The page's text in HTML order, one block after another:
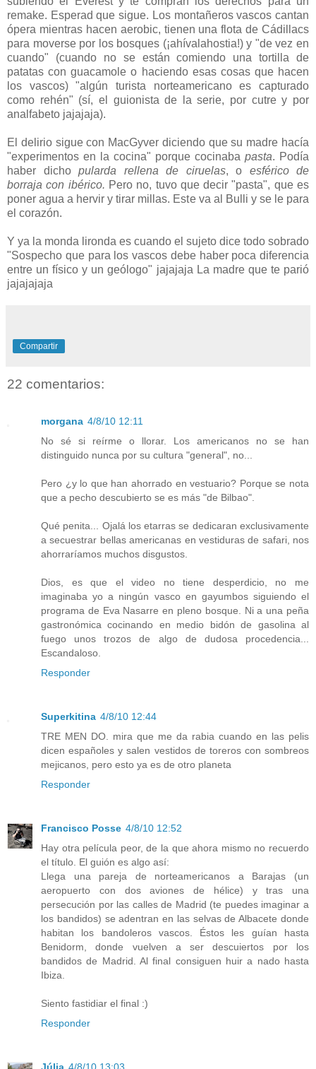
remake. Esperad que sigue. Los montañeros vascos cantan
ópera mientras hacen aerobic, tienen una flota de Cádillacs
para moverse por los bosques (¡ahívalahostia!) y "de vez en
cuando" (cuando no se están comiendo una tortilla de
patatas con guacamole o haciendo esas cosas que hacen
los vascos) "algún turista norteamericano es capturado
como rehén" (sí, el guionista de la serie, por cutre y por
analfabeto jajajaja).
El delirio sigue con MacGyver diciendo que su madre hacía
"experimentos en la cocina" porque cocinaba pasta. Podía
haber dicho pularda rellena de ciruelas, o esférico de
borraja con ibérico. Pero no, tuvo que decir "pasta", que es
poner agua a hervir y tirar millas. Este va al Bulli y se le para
el corazón.
Y ya la monda lironda es cuando el sujeto dice todo sobrado
"Sospecho que para los vascos debe haber poca diferencia
entre un físico y un geólogo" jajajaja La madre que te parió
jajajajaja
Compartir
22 comentarios:
morgana 4/8/10 12:11
No sé si reírme o llorar. Los americanos no se han
distinguido nunca por su cultura "general", no...
Pero ¿y lo que han ahorrado en vestuario? Porque se nota
que a pecho descubierto se es más "de Bilbao".
Qué penita... Ojalá los etarras se dedicaran exclusivamente
a secuestrar bellas americanas en vestiduras de safari, nos
ahorraríamos muchos disgustos.
Dios, es que el video no tiene desperdicio, no me
imaginaba yo a ningún vasco en gayumbos siguiendo el
programa de Eva Nasarre en pleno bosque. Ni a una peña
gastronómica cocinando en medio bidón de gasolina al
fuego unos trozos de algo de dudosa procedencia...
Escandaloso.
Responder
Superkitina 4/8/10 12:44
TRE MEN DO. mira que me da rabia cuando en las pelis
dicen españoles y salen vestidos de toreros con sombreos
mejicanos, pero esto ya es de otro planeta
Responder
Francisco Posse 4/8/10 12:52
Hay otra película peor, de la que ahora mismo no recuerdo
el título. El guión es algo así:
Llega una pareja de norteamericanos a Barajas (un
aeropuerto con dos aviones de hélice) y tras una
persecución por las calles de Madrid (te puedes imaginar a
los bandidos) se adentran en las selvas de Albacete donde
habitan los bandoleros vascos. Éstos les guían hasta
Benidorm, donde vuelven a ser descuiertos por los
bandidos de Madrid. Al final consiguen huir a nado hasta
Ibiza.
Siento fastidiar el final :)
Responder
Júlia 4/8/10 13:03